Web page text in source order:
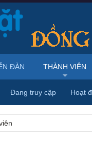
ĐÀN THÀNH VIÊN
Đang truy cập Hoạt